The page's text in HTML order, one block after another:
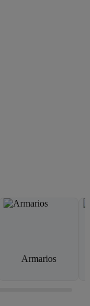
Armarios